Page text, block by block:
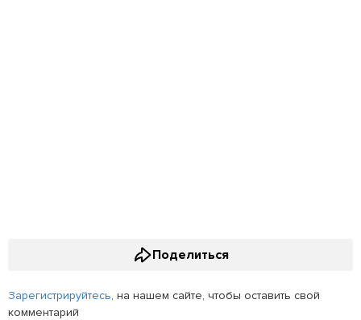
Поделиться
Зарегистрируйтесь, на нашем сайте, чтобы оставить свой
комментарий